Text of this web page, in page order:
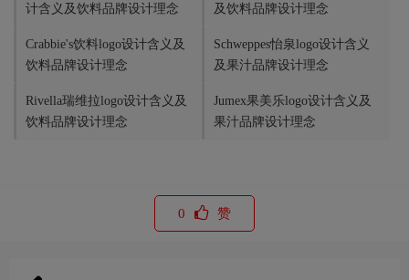
计含义及饮料品牌设计理念
及饮料品牌设计理念
Crabbie's饮料logo设计含义及
饮料品牌设计理念
Schweppes怡泉logo设计含义
及果汁品牌设计理念
Rivella瑞维拉logo设计含义及
饮料品牌设计理念
Jumex果美乐logo设计含义及
果汁品牌设计理念
0 赞